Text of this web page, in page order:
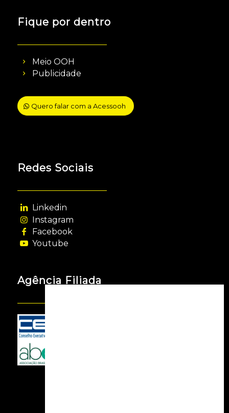
Fique por dentro
Meio OOH
Publicidade
Quero falar com a Acessooh
Redes Sociais
Linkedin
Instagram
Facebook
Youtube
Agência Filiada